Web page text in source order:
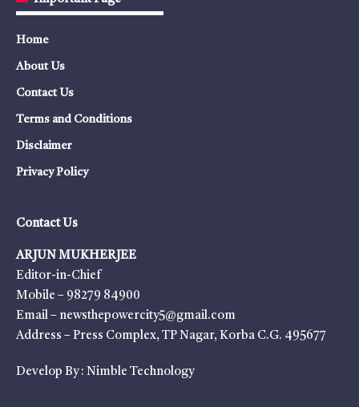
Home
About Us
Contact Us
Terms and Conditions
Disclaimer
Privacy Policy
Contact Us
ARJUN MUKHERJEE
Editor-in-Chief
Mobile – 98279 84900
Email – newsthepowercity5@gmail.com
Address – Press Complex, TP Nagar, Korba C.G. 495677
Develop By : Nimble Technology